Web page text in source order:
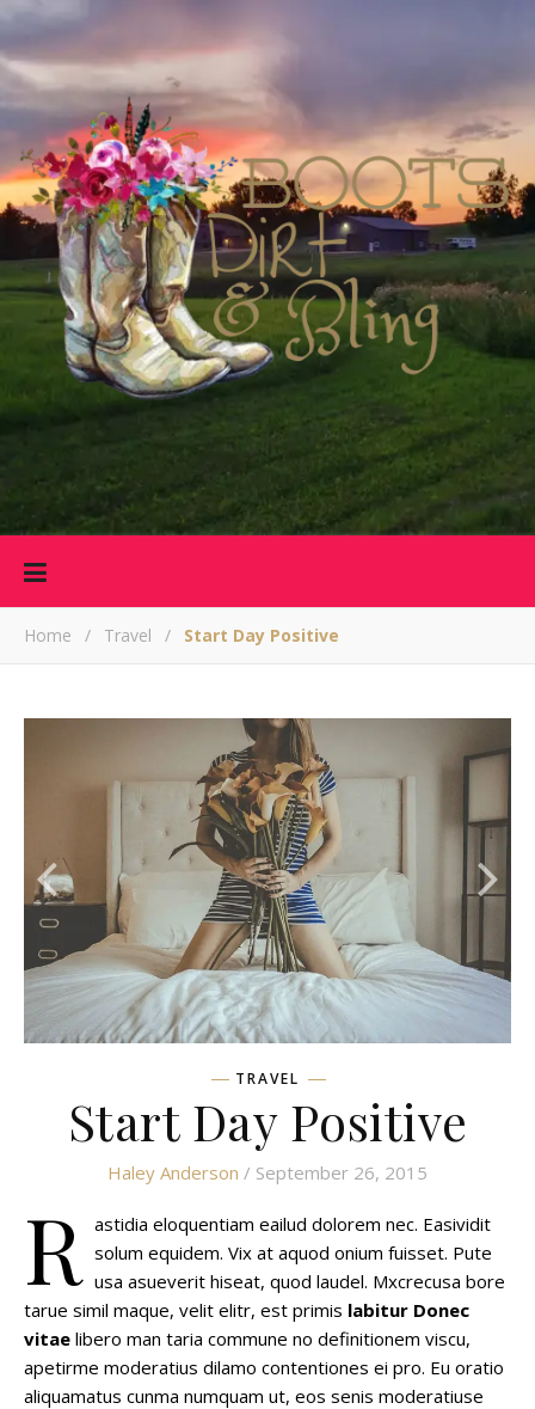
Home / Travel / Start Day Positive
TRAVEL
Start Day Positive
Haley Anderson / September 26, 2015
R astidia eloquentiam eailud dolorem nec. Easividit
solum equidem. Vix at aquod onium fuisset. Pute
usa asueverit hiseat, quod laudel. Mxcrecusa bore
tarue simil maque, velit elitr, est primis labitur Donec
vitae libero man taria commune no definitionem viscu,
apetirme moderatius dilamo contentiones ei pro. Eu oratio
aliquamatus cunma numquam ut, eos senis moderatiuse